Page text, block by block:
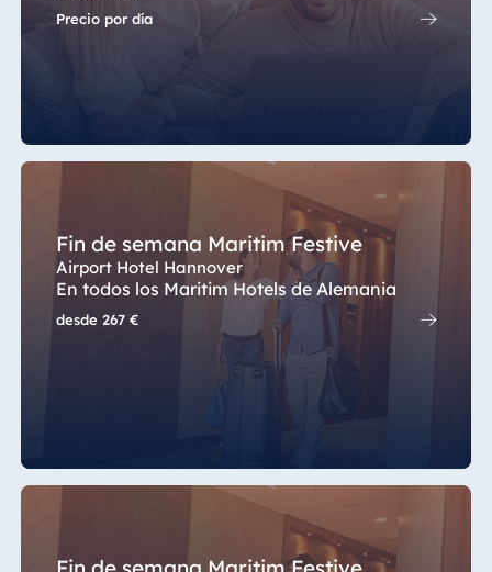
Titisee-Neustadt
Star-Apart Hansa
Egipto
Albania
Hotel Ingolstadt
Seehotel Timmendorfer Strand
TitiseeHotel Titisee-Neustadt
Strandhotel Travemünde
Precio por día
Fin de semana Maritim Festive
Airport Hotel Hannover
En todos los Maritim Hotels de Alemania
desde 267 €